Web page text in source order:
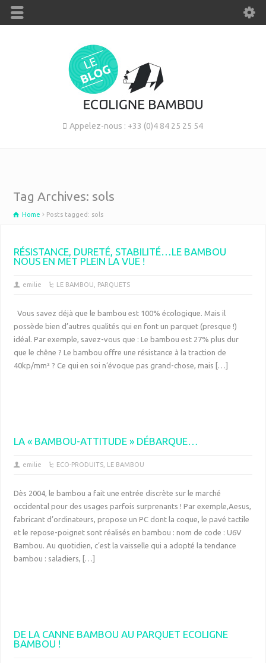
Appelez-nous : +33 (0)4 84 25 25 54
Tag Archives: sols
Home Posts tagged: sols
RÉSISTANCE, DURETÉ, STABILITÉ…LE BAMBOU
NOUS EN MET PLEIN LA VUE !
emilie LE BAMBOU PARQUETS
Vous savez déjà que le bambou est 100% écologique. Mais il
possède bien d’autres qualités qui en font un parquet (presque !)
idéal. Par exemple, savez-vous que : Le bambou est 27% plus dur
que le chêne ? Le bambou offre une résistance à la traction de
40kp/mm² ? Ce qui en soi n’évoque pas grand-chose, mais […]
LA « BAMBOU-ATTITUDE » DÉBARQUE…
emilie ECO-PRODUITS LE BAMBOU
Dès 2004, le bambou a fait une entrée discrète sur le marché
occidental pour des usages parfois surprenants ! Par exemple,Aesus,
fabricant d’ordinateurs, propose un PC dont la coque, le pavé tactile
et le repose-poignet sont réalisés en bambou : nom de code : U6V
Bambou. Au quotidien, c’est la vaisselle qui a adopté la tendance
bambou : saladiers, […]
DE LA CANNE BAMBOU AU PARQUET ECOLIGNE
BAMBOU !